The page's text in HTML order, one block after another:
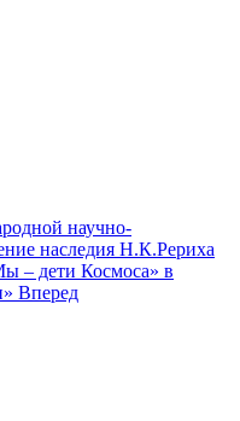
научно-
наследия Н.К.Рериха
– дети Космоса» в
Вперед